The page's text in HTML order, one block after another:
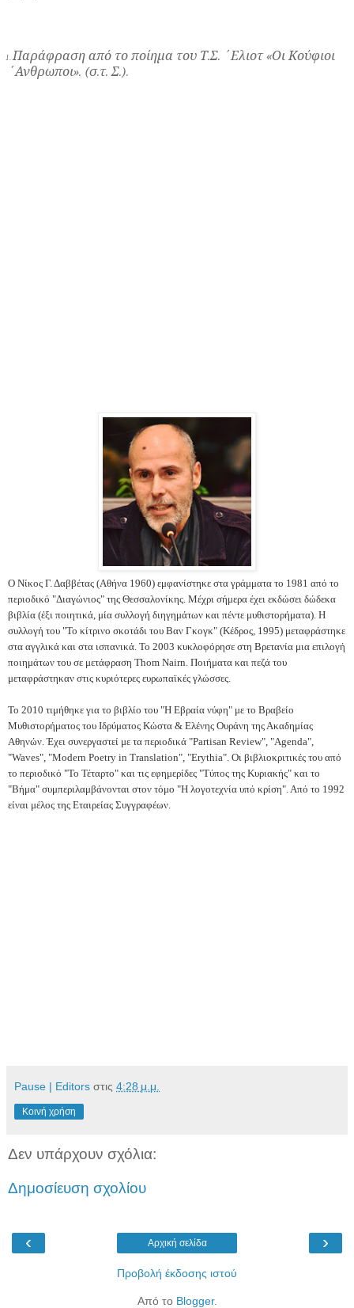
1. Παράφραση από το ποίημα του Τ.Σ. ΄Ελιοτ «Οι Κούφιοι
΄Ανθρωποι». (σ.τ. Σ.).
Ο Νίκος Γ. Δαββέτας (Αθήνα 1960) εμφανίστηκε στα γράμματα το 1981 από το
περιοδικό "Διαγώνιος" της Θεσσαλονίκης. Μέχρι σήμερα έχει εκδώσει δώδεκα
βιβλία (έξι ποιητικά, μία συλλογή διηγημάτων και πέντε μυθιστορήματα). Η
συλλογή του "Το κίτρινο σκοτάδι του Βαν Γκογκ" (Κέδρος, 1995) μεταφράστηκε
στα αγγλικά και στα ισπανικά. Το 2003 κυκλοφόρησε στη Βρετανία μια επιλογή
ποιημάτων του σε μετάφραση Thom Nairn. Ποιήματα και πεζά του
μεταφράστηκαν στις κυριότερες ευρωπαϊκές γλώσσες.
Το 2010 τιμήθηκε για το βιβλίο του "Η Εβραία νύφη" με το Βραβείο
Μυθιστορήματος του Ιδρύματος Κώστα & Ελένης Ουράνη της Ακαδημίας
Αθηνών. Έχει συνεργαστεί με τα περιοδικά "Partisan Review", "Agenda",
"Waves", "Modern Poetry in Translation", "Erythia". Οι βιβλιοκριτικές του από
το περιοδικό "Το Τέταρτο" και τις εφημερίδες "Τύπος της Κυριακής" και το
"Βήμα" συμπεριλαμβάνονται στον τόμο "Η λογοτεχνία υπό κρίση". Από το 1992
είναι μέλος της Εταιρείας Συγγραφέων.
Pause | Editors στις 4:28 μ.μ.
Κοινή χρήση
Δεν υπάρχουν σχόλια:
Δημοσίευση σχολίου
‹ ›
Αρχική σελίδα
Προβολή έκδοσης ιστού
Από το Blogger.